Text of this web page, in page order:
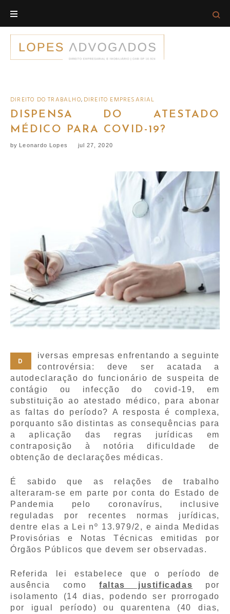
content
DIREITO DO TRABALHO, DIREITO EMPRESARIAL
DISPENSA DO ATESTADO
MÉDICO PARA COVID-19?
by Leonardo Lopes jul 27, 2020
D
iversas empresas enfrentando a seguinte
controvérsia: deve ser acatada a
autodeclaração do funcionário de suspeita de
contágio ou infecção do covid-19, em
substituição ao atestado médico, para abonar
as faltas do período? A resposta é complexa,
porquanto são distintas as consequências para
a aplicação das regras jurídicas em
contraposição à notória dificuldade de
obtenção de declarações médicas.
É sabido que as relações de trabalho
alteraram-se em parte por conta do Estado de
Pandemia pelo coronavírus, inclusive
reguladas por recentes normas jurídicas,
dentre elas a Lei nº 13.979/2, e ainda Medidas
Provisórias e Notas Técnicas emitidas por
Órgãos Públicos que devem ser observadas.
Referida lei estabelece que o período de
ausência comofaltas justificadas por
isolamento (14 dias, podendo ser prorrogado
por igual período) ou quarentena (40 dias,